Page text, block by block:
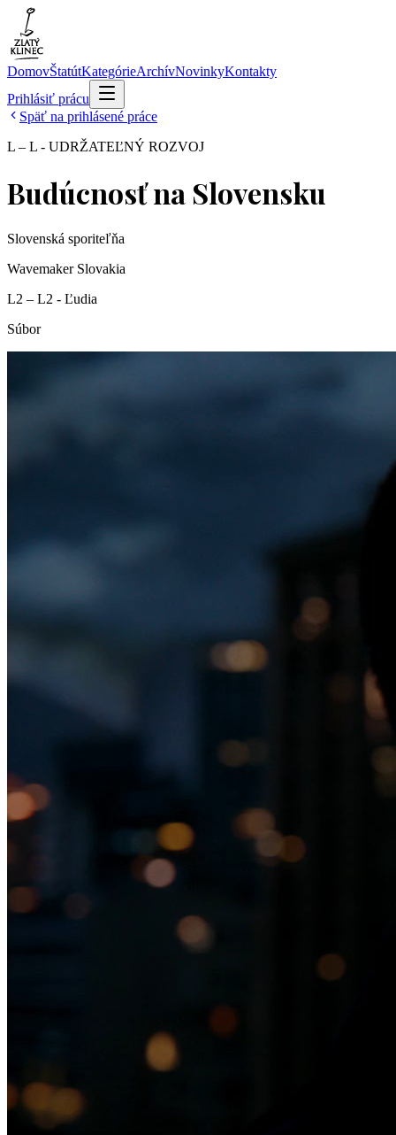
DomovŠtatútKategórieArchívNovinkyKontakty
Prihlásiť prácu
Späť na prihlásené práce
L – L - UDRŽATEĽNÝ ROZVOJ
Budúcnosť na Slovensku
Slovenská sporiteľňa
Wavemaker Slovakia
L2 – L2 - Ľudia
Súbor